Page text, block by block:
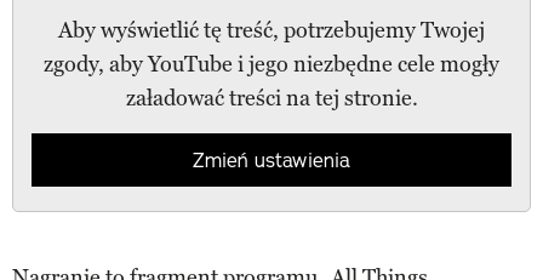
Aby wyświetlić tę treść, potrzebujemy Twojej
zgody, aby YouTube i jego niezbędne cele mogły
załadować treści na tej stronie.
Zmień ustawienia